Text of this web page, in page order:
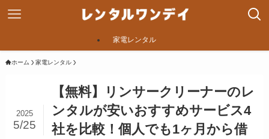
家電レンタル
ホーム 家電レンタル
【無料】リンサークリーナーのレ
ンタルが安いおすすめサービス4
社を比較！個人でも1ヶ月から借
2025
5/25